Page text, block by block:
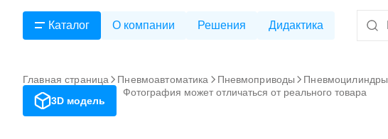
Каталог О компании Решения Дидактика
Главная страница Пневмоавтоматика Пневмоприводы Пневмоцилиндры
3D модель
Фотография может отличаться от реального товара